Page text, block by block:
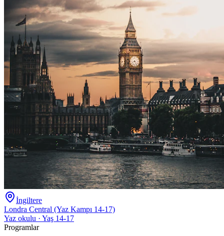
İngiltere
Londra Central (Yaz Kampı 14-17)
Yaz okulu · Yaş 14-17
Programlar